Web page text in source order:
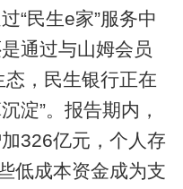
“民生e家”服务中
通过与山姆会员
态，民生银行正在
淀”。报告期内，
326亿元，个人存
低成本资金成为支